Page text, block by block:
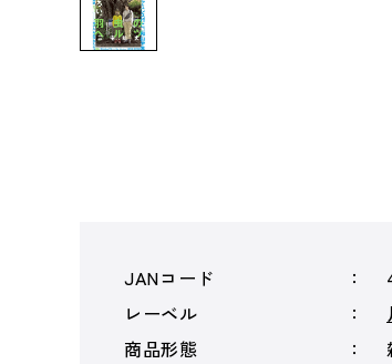
JANコード
レーベル
商品形態